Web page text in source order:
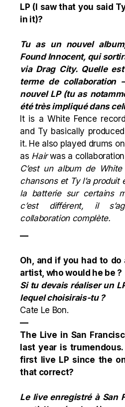
LP (I saw that you said
in it)?
Tu as un nouvel
Found Innocent, qui
via Drag City. Quelle
terme de collaboration
nouvel LP (tu as
été très impliqué dans
It is a White Fence
and Ty basically
it. He also played drums
as Hairwas a
C’est un album de
chansons et Ty l’a produit
la batterie sur certains
c’est différent, il
collaboration complète.
—
Oh, and if you had to do
artist, who would he be ?
Si tu devais réaliser un
lequel choisirais-tu ?
Cate Le Bon.
—
The Live in San
last year is
first live LP since the
that correct?
Le live enregistré à San